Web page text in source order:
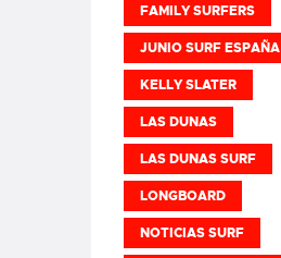
FAMILY SURFERS
JUNIO SURF ESPAÑA
KELLY SLATER
LAS DUNAS
LAS DUNAS SURF
LONGBOARD
NOTICIAS SURF